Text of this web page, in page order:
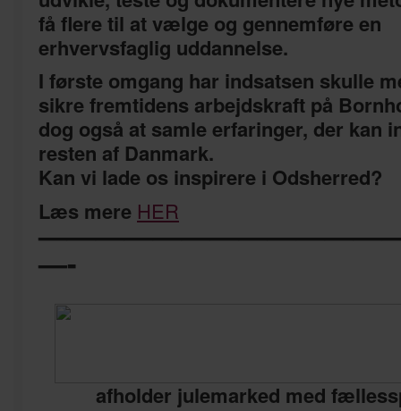
få flere til at vælge og gennemføre en
erhvervsfaglig uddannelse.
I første omgang har indsatsen skulle
sikre fremtidens arbejdskraft på
dog også at samle erfaringer, der kan
resten af Danmark.
Kan vi lade os inspirere i Odsherred?
Læs mere HER
—-
afholder julemarked med